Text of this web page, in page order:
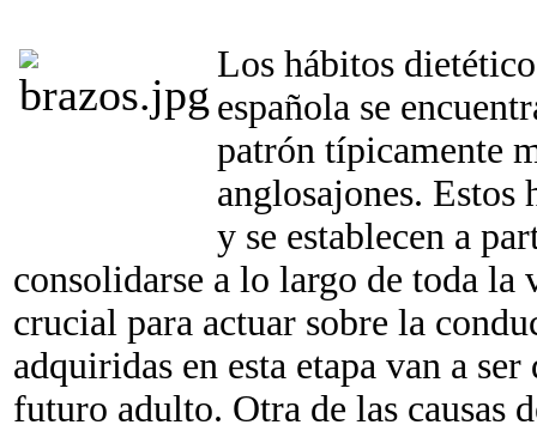
Los hábitos
española se
patrón típicamente
anglosajones. Estos
y se establecen a
consolidarse a lo largo de toda
crucial para actuar sobre la
adquiridas en esta etapa van a
futuro adulto. Otra de las causas